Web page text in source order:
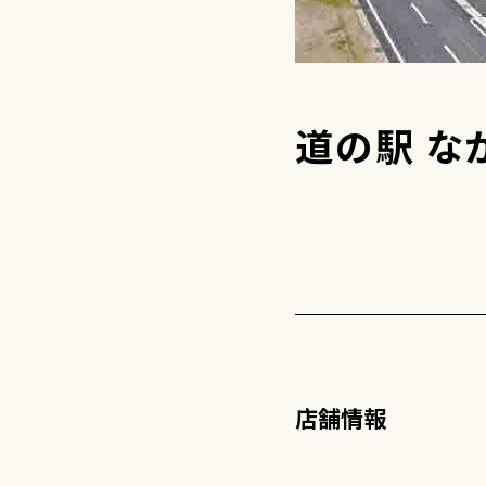
道の駅 な
店舗情報